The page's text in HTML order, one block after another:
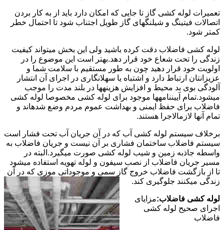
تعمیرات لوله کشی گاز تا جایی که امکان دارد باید از به کار بردن
اتصالات فیتینگ و شیلنگهای گاز طویل اجتناب شود تا احتمال خطر
کمتر شود.
لوله کشی فاضلاب دقت کرده باشید ولی این بخش میتواند کیفیت
زندگی را تحت شعاع خود قرار دهد.بهتر است این موضوع را در
اولویت خود قرار دهید چون به طور مستقیم با سلامت شما و
عزیزانتان ارتباط دارد و اشتباه یا سهلانگاری در اجرای آن انتشار
آلودگی بوی بد محیط و افزایش هزینهها در بلند مدت را موجب
میشود.تمام آییننامهها موجود برای لوله کشی مخصوصا لوله کشی
فاضلاب برای حفظ ایمنی و بهداشت عموم مردم وضع شدهاند و
تمام آنها لازمالاجرا هستند.
برخلاف سیستم لوله کشی آب که در آن جریان آب تحت فشار است
سیستم فاضلاب ساختمان فشاری بر آن نیست و جریان فاضلاب به
واسطه جاذبه زمین و شیب لوله کشی صورت میگیرد.البته در
مسیر جریان فاضلاب از نصب سیفون و لوله تهویه استفاده میشود
تا از بازگشت فاضلاب خروج گاز سمی و موجوداتی موزی که در آن
زندگی میکنند جلوگیری کند.
لوله کشی فاضلاب:مزایای
اجرای صحیح لوله کشی
فاضلاب